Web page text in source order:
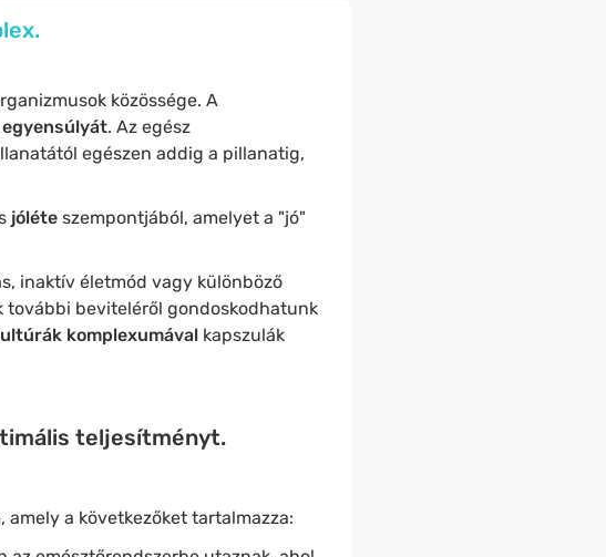
közössége. A
egyensúlyát. Az egész
egészen addig a pillanatig,
jóléte szempontjából, amelyet a "jó"
inaktív életmód vagy különböző
további beviteléről gondoskodhatunk
komplexumávalkapszulák
teljesítményt.
a következőket tartalmazza: